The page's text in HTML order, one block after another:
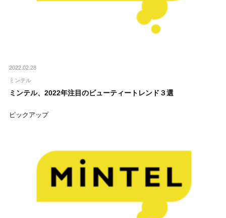
2022.02.28
ミンテル
ミンテル、2022年注目のビューティートレンド３選
ピックアップ